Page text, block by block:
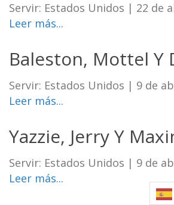
Servir: Estados Unidos | 22 de
Leer más...
Baleston, Mottel Y
Servir: Estados Unidos | 9 de
Leer más...
Yazzie, Jerry Y
Servir: Estados Unidos | 9 de
Leer más...